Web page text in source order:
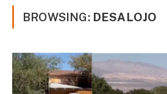
BROWSING: DESALOJO